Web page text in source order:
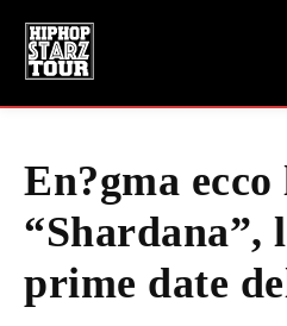
En?gma
“Shardana”,
prime date